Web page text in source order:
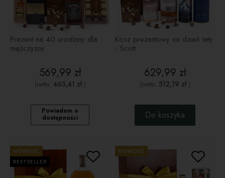
Prezent na 40 urodziny dla
mężczyzny
569,99 zł
(netto: 463,41 zł)
Powiadom o
dostępności
Kosz prezentowy na dzień taty
- Scott
629,99 zł
(netto: 512,19 zł)
Do koszyka
NOWOŚĆ
BESTSELLER
NOWOŚĆ